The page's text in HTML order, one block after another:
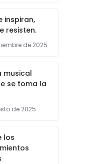
inspiran,
resisten.
de 2025
musical
se toma la
de 2025
los